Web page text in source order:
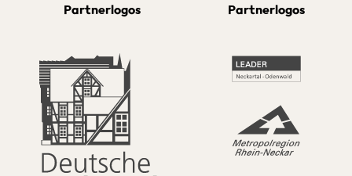
Partnerlogos Partnerlogos